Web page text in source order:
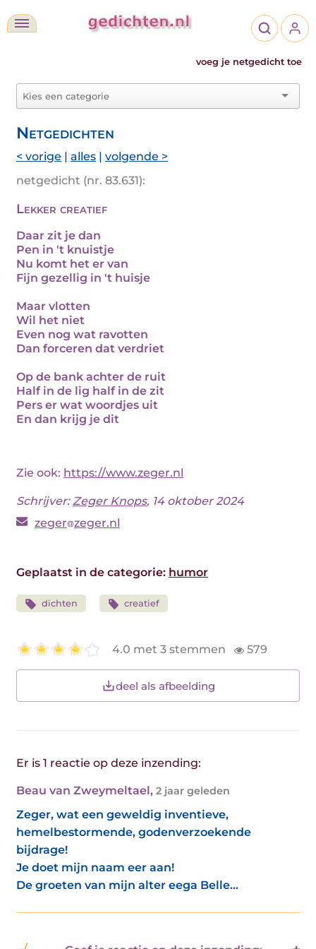
voeg je netgedicht toe
Netgedichten
< vorige | alles | volgende >
netgedicht (nr. 83.631):
Lekker creatief
Daar zit je dan
Pen in 't knuistje
Nu komt het er van
Fijn gezellig in 't huisje
Maar vlotten
Wil het niet
Even nog wat ravotten
Dan forceren dat verdriet
Op de bank achter de ruit
Half in de lig half in de zit
Pers er wat woordjes uit
En dan krijg je dit
Zie ook: https://www.zeger.nl
Schrijver:Zeger Knops, 14 oktober 2024
zeger zeger.nl
Geplaatst in de categorie: humor
dichten creatief
4.0 met 3 stemmen 579
deel als afbeelding
Er is 1 reactie op deze inzending:
Beau van Zweymeltael, 2 jaar geleden
Zeger, wat een geweldig inventieve,
hemelbestormende, godenverzoekende
bijdrage!
Je doet mijn naam eer aan!
De groeten van mijn alter eega Belle...